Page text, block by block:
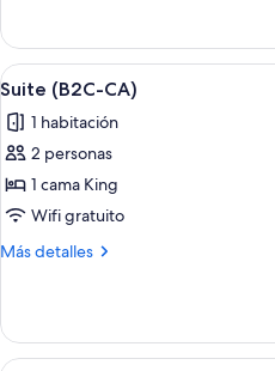
(B2C-
CA)
junior,
habitaciones
conectadas
CA)
Abrir
todas
las
fotos
de
Suite
(B2C-
4
Suite (B2C-CA)
1 habitación
2 personas
1 cama King
Wifi gratuito
Más detalles
Más
(B2C-
CA)